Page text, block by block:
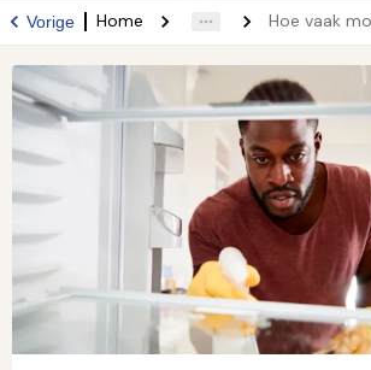
Vorige Home Hoe vaak